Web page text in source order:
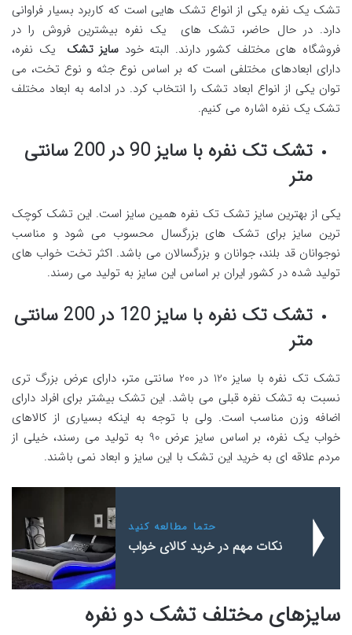
تشک یک نفره یکی از انواع تشک هایی است که کاربرد بسیار فراوانی
دارد. در حال حاضر، تشک های یک نفره بیشترین فروش را در
فروشگاه های مختلف کشور دارند. البته خود سایز تشک یک نفره،
دارای ابعادهای مختلفی است که بر اساس نوع جثه و نوع تخت، می
توان یکی از انواع ابعاد تشک را انتخاب کرد. در ادامه به ابعاد مختلف
تشک یک نفره اشاره می کنیم.
تشک تک نفره با سایز 90 در 200 سانتی
متر
یکی از بهترین سایز تشک تک نفره همین سایز است. این تشک کوچک
ترین سایز برای تشک های بزرگسال محسوب می شود و مناسب
نوجوانان قد بلند، جوانان و بزرگسالان می باشد. اکثر تخت خواب های
تولید شده در کشور ایران بر اساس این سایز به تولید می رسند.
تشک تک نفره با سایز 120 در 200 سانتی
متر
تشک تک نفره با سایز 120 در 200 سانتی متر، دارای عرض بزرگ تری
نسبت به تشک نفره قبلی می باشد. این تشک بیشتر برای افراد دارای
اضافه وزن مناسب است. ولی با توجه به اینکه بسیاری از کالاهای
خواب یک نفره، بر اساس سایز عرض 90 به تولید می رسند، خیلی از
مردم علاقه ای به خرید این تشک با این سایز و ابعاد نمی باشند.
حتما مطالعه کنید
نکات مهم در خرید کالای خواب
سایزهای مختلف تشک دو نفره